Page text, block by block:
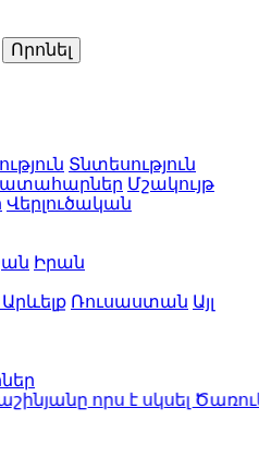
Տնտեսություն
Մշակույթ
Վերլուծական
Իրան
Ռուսաստան Այլ
որս է սկսել